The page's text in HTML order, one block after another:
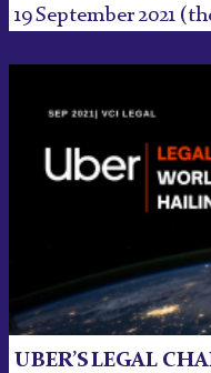
19 September 2021
UBER’S LEGAL